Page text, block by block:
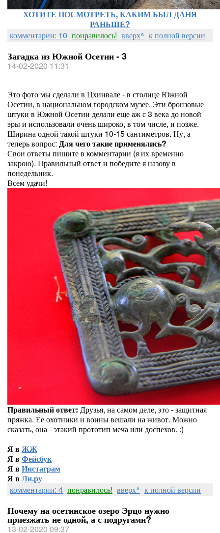
ХОТИТЕ ПОСМОТРЕТЬ, КАКИМ БЫЛ ДАНЯ
РАНЬШЕ?
комментарии: 10 понравилось! вверх^ к полной версии
Загадка из Южной Осетии - 3
14-02-2020 11:31
Это фото мы сделали в Цхинвале - в столице Южной
Осетии, в национальном городском музее. Эти бронзовые
штуки в Южной Осетии делали еще аж с 3 века до новой
эры и использовали очень широко, в том числе, и позже.
Ширина одной такой штуки 10-15 сантиметров. Ну, а
теперь вопрос: Для чего такие применялись?
Свои ответы пишите в комментарии (я их временно
закрою). Правильный ответ и победите я назову в
понедельник.
Всем удачи!
Правильный ответ: Друзья, на самом деле, это - защитная
пряжка. Ее охотники и воины вешали на живот. Можно
сказать, она - этакий прототип меча или доспехов. :)
Я вЖЖ
Я вФейсбук
Я вИнстаграм
Я вЛи.ру
комментарии: 4 понравилось! вверх^ к полной версии
Почему на осетинское озеро Эрцо нужно
приезжать не одной, а с подругами?
13-02-2020 09:37